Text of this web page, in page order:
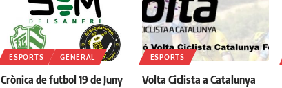
ESPORTS GENERAL
Crònica de futbol 19 de Juny
ESPORTS
Volta Ciclista a Catalunya